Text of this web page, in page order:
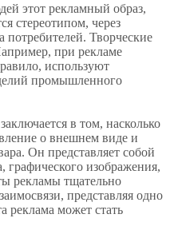
этот рекламный образ,
стереотипом, через
потребителей. Творческие
при рекламе
используют
промышленного
в том, насколько
о внешнем виде и
Он представляет собой
графического изображения,
рекламы тщательно
представляя одно
реклама может стать